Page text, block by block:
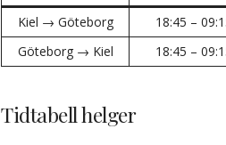
Kiel → Göteborg 18:45 –
Göteborg → Kiel
18:45 –
Tidtabell helger